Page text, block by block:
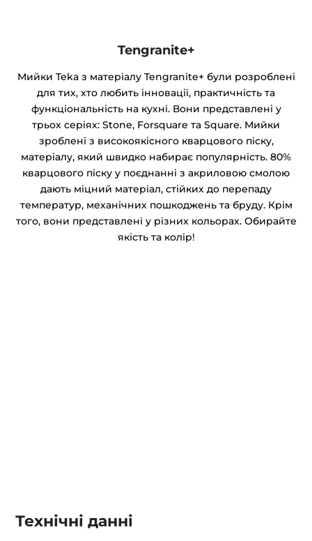
Tengranite+
Мийки Teka з матеріалу Tengranite+ були розроблені
для тих, хто любить інновації, практичність та
функціональність на кухні. Вони представлені у
трьох серіях: Stone, Forsquare та Square. Мийки
зроблені з високоякісного кварцового піску,
матеріалу, який швидко набирає популярність. 80%
кварцового піску у поєднанні з акриловою смолою
дають міцний матеріал, стійких до перепаду
температур, механічних пошкоджень та бруду. Крім
того, вони представлені у різних кольорах. Обирайте
якість та колір!
Технічні данні